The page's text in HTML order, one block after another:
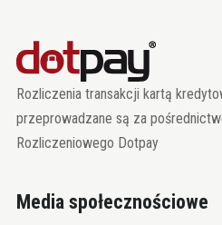
Rozliczenia transakcji kartą
przeprowadzane są za
Rozliczeniowego Dotpay
Media społecznościowe